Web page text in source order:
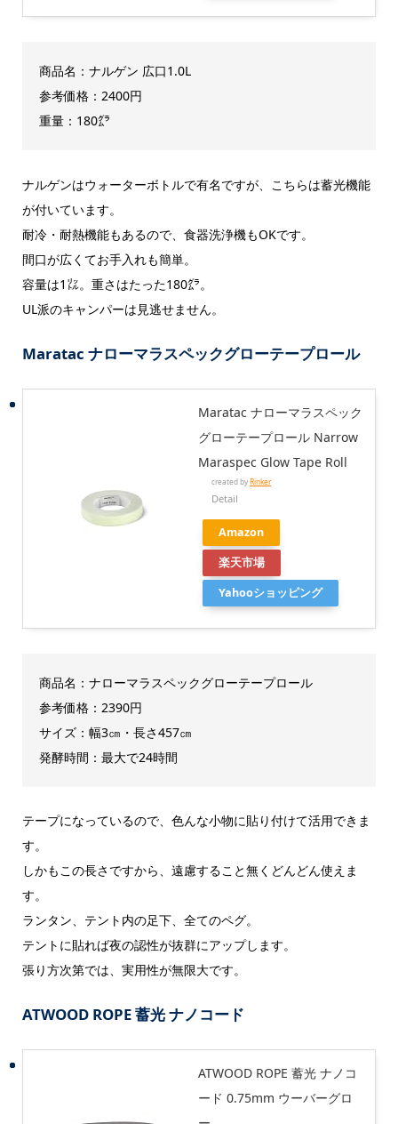
商品名：ナルゲン 広口1.0L
参考価格：2400円
重量：180㌘
ナルゲンはウォーターボトルで有名ですが、こちらは蓄光機能
が付いています。
耐冷・耐熱機能もあるので、食器洗浄機もOKです。
間口が広くてお手入れも簡単。
容量は1㍑。重さはたった180㌘。
UL派のキャンパーは見逃せません。
Maratac ナローマラスペックグローテープロール
Maratac ナローマラスペック
グローテープロール Narrow
Maraspec Glow Tape Roll
created byRinker
Detail
Amazon
楽天市場
Yahooショッピング
商品名：ナローマラスペックグローテープロール
参考価格：2390円
サイズ：幅3㎝・長さ457㎝
発酵時間：最大で24時間
テープになっているので、色んな小物に貼り付けて活用できま
す。
しかもこの長さですから、遠慮すること無くどんどん使えま
す。
ランタン、テント内の足下、全てのペグ。
テントに貼れば夜の認性が抜群にアップします。
張り方次第では、実用性が無限大です。
ATWOOD ROPE 蓄光 ナノコード
ATWOOD ROPE 蓄光 ナノコ
ード 0.75mm ウーバーグロ